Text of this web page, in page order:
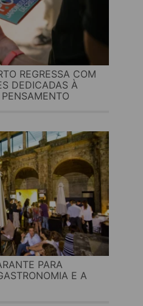
REGRESSA COM
DEDICADAS À
PARA
E A